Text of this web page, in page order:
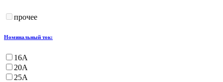
прочее
Номинальный ток:
16А
20А
25А